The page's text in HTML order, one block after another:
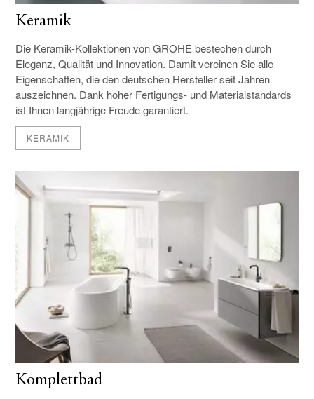
Keramik
Die Keramik-Kollektionen von GROHE bestechen durch
Eleganz, Qualität und Innovation. Damit vereinen Sie alle
Eigenschaften, die den deutschen Hersteller seit Jahren
auszeichnen. Dank hoher Fertigungs- und Materialstandards
ist Ihnen langjährige Freude garantiert.
KERAMIK
Komplettbad